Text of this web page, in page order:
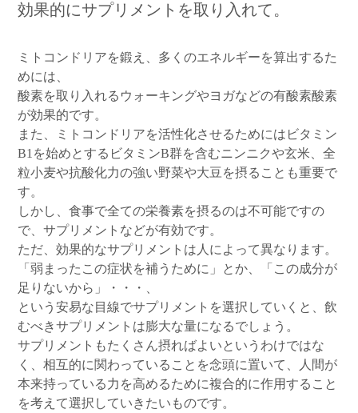
効果的にサプリメントを取り入れて。
ミトコンドリアを鍛え、多くのエネルギーを算出するた
めには、
酸素を取り入れるウォーキングやヨガなどの有酸素酸素
が効果的です。
また、ミトコンドリアを活性化させるためにはビタミン
B1を始めとするビタミンB群を含むニンニクや玄米、全
粒小麦や抗酸化力の強い野菜や大豆を摂ることも重要で
す。
しかし、食事で全ての栄養素を摂るのは不可能ですの
で、サプリメントなどが有効です。
ただ、効果的なサプリメントは人によって異なります。
「弱まったこの症状を補うために」とか、「この成分が
足りないから」・・・、
という安易な目線でサプリメントを選択していくと、飲
むべきサプリメントは膨大な量になるでしょう。
サプリメントもたくさん摂ればよいというわけではな
く、相互的に関わっていることを念頭に置いて、人間が
本来持っている力を高めるために複合的に作用すること
を考えて選択していきたいものです。